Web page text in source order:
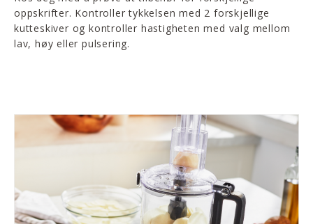
oppskrifter. Kontroller tykkelsen med 2 forskjellige
kutteskiver og kontroller hastigheten med valg mellom
lav, høy eller pulsering.